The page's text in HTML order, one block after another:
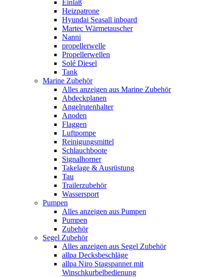
Einlaß
Heizpatrone
Hyundai Seasall inboard
Martec Wärmetauscher
Nanni
propellerwelle
Propellerwellen
Solé Diesel
Tank
Marine Zubehör
Alles anzeigen aus Marine Zubehör
Abdeckplanen
Angelrutenhalter
Anoden
Flaggen
Luftpompe
Reinigungsmittel
Schlauchboote
Signalhorner
Takelage & Ausrüstung
Tau
Trailerzubehör
Wassersport
Pumpen
Alles anzeigen aus Pumpen
Pumpen
Zubehör
Segel Zubehör
Alles anzeigen aus Segel Zubehör
allpa Decksbeschläge
allpa Niro Stagspanner mit
Winschkurbelbedienung